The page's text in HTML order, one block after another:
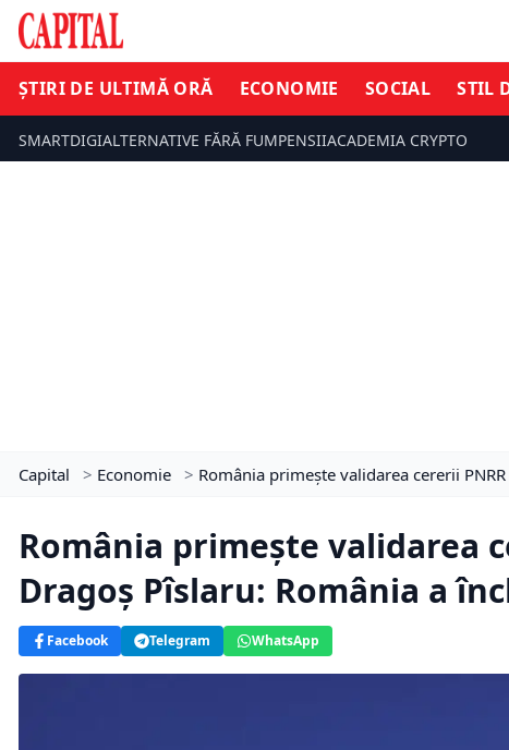
ȘTIRI DE ULTIMĂ ORĂ ECONOMIE SOCIAL STIL
SMARTDIGIALTERNATIVE FĂRĂ FUMPENSIIACADEMIA CRYPTO
Capital > Economie > România primește validarea cererii
România primește validarea
Dragoș Pîslaru: România a
Facebook Telegram WhatsApp